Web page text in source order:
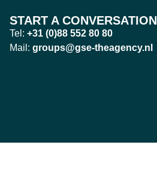
START A CONVERSATION
Tel: +31 (0)88 552 80 80
Mail: groups@gse-theagency.nl